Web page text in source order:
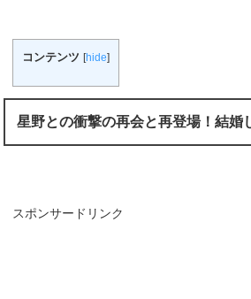
コンテンツ [hide]
星野との衝撃の再会と再登場！結婚
スポンサードリンク